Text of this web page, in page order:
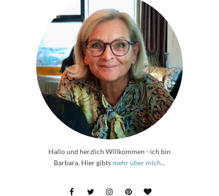
Hallo und herzlich Willkommen - ich bin
Barbara. Hier gibts mehr über mich...